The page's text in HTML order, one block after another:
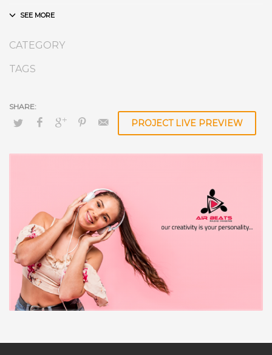
CATEGORY
TAGS
PROJECT LIVE PREVIEW